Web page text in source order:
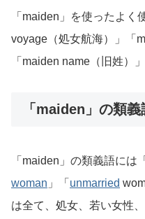
「maiden」を使ったよく
voyage（処女航海）」「
「maiden name（旧姓）
「maiden」の類
「maiden」の類義語には「
woman 」「 unmarried
は全て、処女、若い女性